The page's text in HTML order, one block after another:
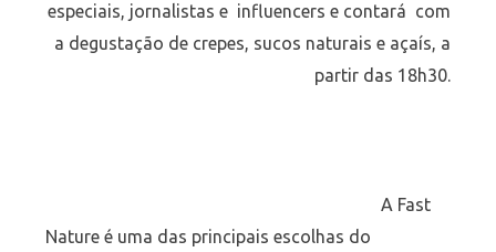
especiais, jornalistas e influencers e contará com
a degustação de crepes, sucos naturais e açaís, a
partir das 18h30.
A Fast
Nature é uma das principais escolhas do